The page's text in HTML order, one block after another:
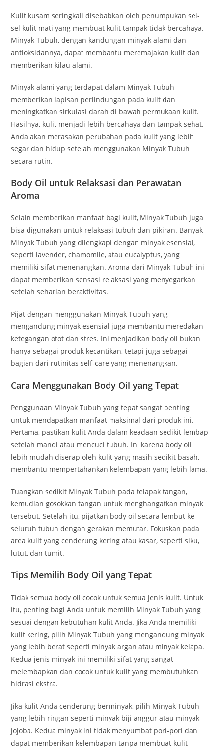
Kulit kusam seringkali disebabkan oleh penumpukan sel-
sel kulit mati yang membuat kulit tampak tidak bercahaya.
Minyak Tubuh, dengan kandungan minyak alami dan
antioksidannya, dapat membantu meremajakan kulit dan
memberikan kilau alami.
Minyak alami yang terdapat dalam Minyak Tubuh
memberikan lapisan perlindungan pada kulit dan
meningkatkan sirkulasi darah di bawah permukaan kulit.
Hasilnya, kulit menjadi lebih bercahaya dan tampak sehat.
Anda akan merasakan perubahan pada kulit yang lebih
segar dan hidup setelah menggunakan Minyak Tubuh
secara rutin.
Body Oil untuk Relaksasi dan Perawatan
Aroma
Selain memberikan manfaat bagi kulit, Minyak Tubuh juga
bisa digunakan untuk relaksasi tubuh dan pikiran. Banyak
Minyak Tubuh yang dilengkapi dengan minyak esensial,
seperti lavender, chamomile, atau eucalyptus, yang
memiliki sifat menenangkan. Aroma dari Minyak Tubuh ini
dapat memberikan sensasi relaksasi yang menyegarkan
setelah seharian beraktivitas.
Pijat dengan menggunakan Minyak Tubuh yang
mengandung minyak esensial juga membantu meredakan
ketegangan otot dan stres. Ini menjadikan body oil bukan
hanya sebagai produk kecantikan, tetapi juga sebagai
bagian dari rutinitas self-care yang menenangkan.
Cara Menggunakan Body Oil yang Tepat
Penggunaan Minyak Tubuh yang tepat sangat penting
untuk mendapatkan manfaat maksimal dari produk ini.
Pertama, pastikan kulit Anda dalam keadaan sedikit lembap
setelah mandi atau mencuci tubuh. Ini karena body oil
lebih mudah diserap oleh kulit yang masih sedikit basah,
membantu mempertahankan kelembapan yang lebih lama.
Tuangkan sedikit Minyak Tubuh pada telapak tangan,
kemudian gosokkan tangan untuk menghangatkan minyak
tersebut. Setelah itu, pijatkan body oil secara lembut ke
seluruh tubuh dengan gerakan memutar. Fokuskan pada
area kulit yang cenderung kering atau kasar, seperti siku,
lutut, dan tumit.
Tips Memilih Body Oil yang Tepat
Tidak semua body oil cocok untuk semua jenis kulit. Untuk
itu, penting bagi Anda untuk memilih Minyak Tubuh yang
sesuai dengan kebutuhan kulit Anda. Jika Anda memiliki
kulit kering, pilih Minyak Tubuh yang mengandung minyak
yang lebih berat seperti minyak argan atau minyak kelapa.
Kedua jenis minyak ini memiliki sifat yang sangat
melembapkan dan cocok untuk kulit yang membutuhkan
hidrasi ekstra.
Jika kulit Anda cenderung berminyak, pilih Minyak Tubuh
yang lebih ringan seperti minyak biji anggur atau minyak
jojoba. Kedua minyak ini tidak menyumbat pori-pori dan
dapat memberikan kelembapan tanpa membuat kulit